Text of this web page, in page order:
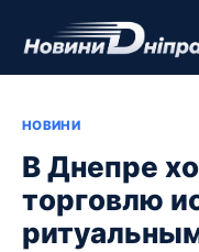
НОВИНИ
В Днепре
торговлю